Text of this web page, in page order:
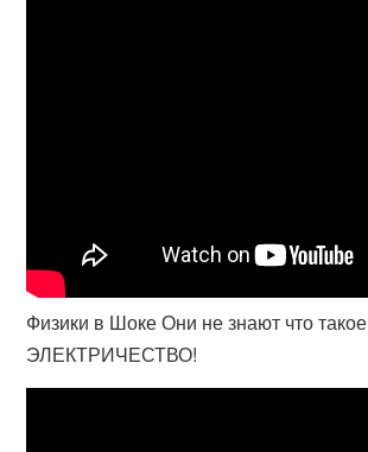
Физики в Шоке Они не знают что такое
ЭЛЕКТРИЧЕСТВО!